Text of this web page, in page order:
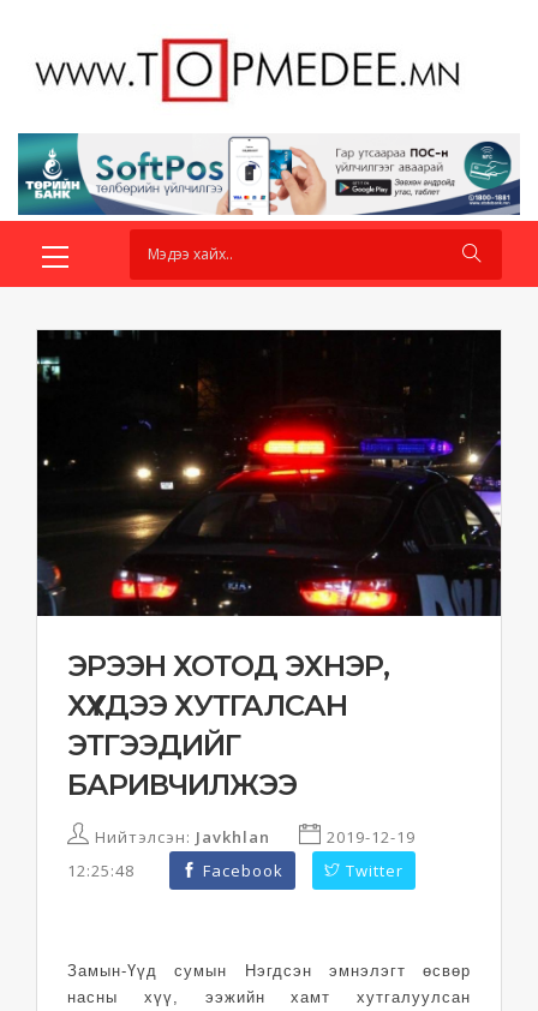
ЭРЭЭН ХОТОД ЭХНЭР,
ХҮҮХДЭЭ ХУТГАЛСАН
ЭТГЭЭДИЙГ
БАРИВЧИЛЖЭЭ
Нийтэлсэн: Javkhlan
2019-12-19
12:25:48
Facebook Twitter
Замын-Үүд сумын Нэгдсэн эмнэлэгт өсвөр
насны хүү, ээжийн хамт хутгалуулсан